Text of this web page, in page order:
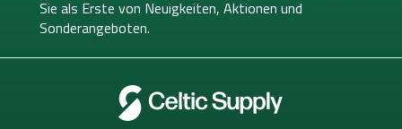
Sie als Erste von Neuigkeiten, Aktionen und
Sonderangeboten.